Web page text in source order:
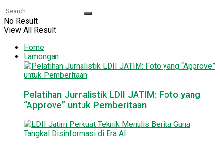
No Result
View All Result
Home
Lamongan
Pelatihan Jurnalistik LDII JATIM: Foto yang
“Approve” untuk Pemberitaan